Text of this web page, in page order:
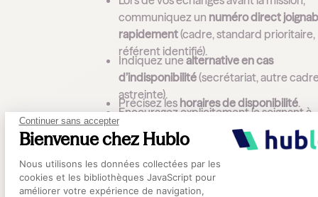
Continuer sans accepter
Bienvenue chez Hublo
Plateforme de Gestion du
Nous utilisons les données collectées par les
cookies et les bibliothèques JavaScript pour
améliorer votre expérience de navigation,
communiquez un numéro direct
rapidement(cadre, standard prioritaire,
référent identifié).
Indiquez unealternative en cas
d’indisponibilité(secrétariat, autre
astreinte).
Précisez les horaires de disponibilité.
Encouragez explicitement le soignant à
prévenir dès le moindre contretemps
en incident gérable.